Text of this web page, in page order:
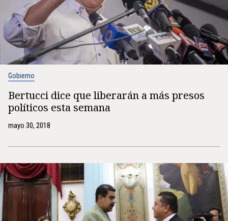
Gobierno
Bertucci dice que liberarán a más presos
políticos esta semana
mayo 30, 2018